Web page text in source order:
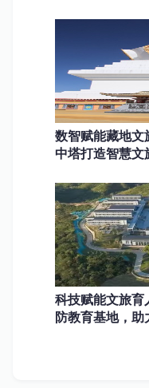
数智赋能藏地文
中塔打造智慧文
科技赋能文旅育
防教育基地，